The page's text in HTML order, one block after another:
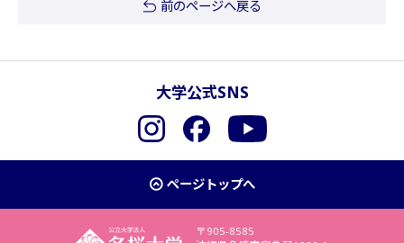
前のページへ戻る
大学公式SNS
InstagramFacebookYouTube
ページトップへ
〒905-8585